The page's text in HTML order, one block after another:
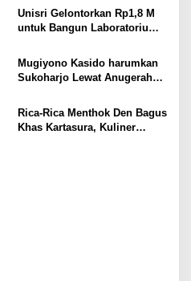
Kedaulatan Negara di Tengah
Kondisi Geopolitik Global
Unisri Gelontorkan Rp1,8 M
untuk Bangun Laboratorium
Industri
Mugiyono Kasido harumkan
Sukoharjo Lewat Anugerah
Rica-Rica Menthok Den Bagus
Khas Kartasura, Kuliner